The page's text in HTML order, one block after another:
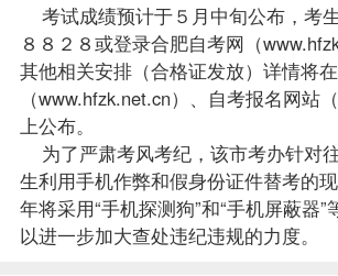
考试成绩预计于５月中旬公布，考
８８２８或登录合肥自考网（
其他相关安排（合格证发放）详情将
（www.hfzk.net.cn）、 自考报名网站
上公布。
为了严肃考风考纪，该市考办针对
生利用手机作弊和假身份证件替考的
年将采用“手机探测狗”和“手机屏蔽器”
以进一步加大查处违纪违规的力度。